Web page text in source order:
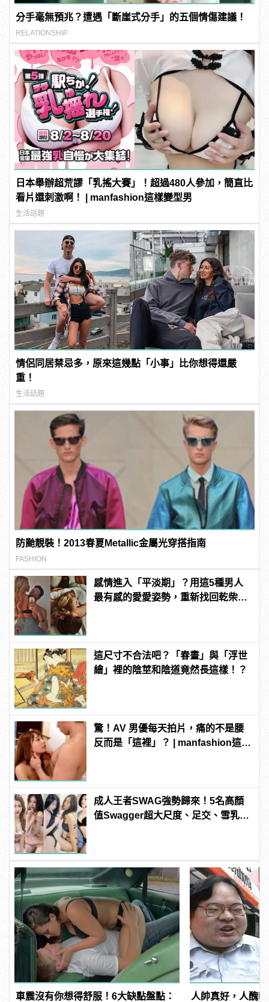
分手毫無預兆？遭遇「斷崖式分手」的五個情傷建議！
RELATIONSHIP
日本舉辦超荒謬「乳搖大賽」！超過480人參加，簡直比
看片還刺激啊！ | manfashion這樣變型男
生活話題
情侶同居禁忌多，原來這幾點「小事」比你想得還嚴
重！
生活話題
防颱靚裝！2013春夏Metallic金屬光穿搭指南
FASHION
感情進入「平淡期」？用這5種男人
最有感的愛愛姿勢，重新找回乾柴烈
這尺寸不合法吧？「春畫」與「浮世
繪」裡的陰莖和陰道竟然長這樣！？
驚！AV 男優每天拍片，痛的不是腰
反而是「這裡」？ | manfashion這樣
成人王者SWAG強勢歸來！5名高顏
值Swagger超大尺度、足交、雪乳、
車震沒有你想得舒服！6大缺點盤點：
人帥真好，人醜